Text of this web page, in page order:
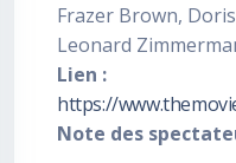
Frazer Brown,
Leonard
Lien :
https://
Note des